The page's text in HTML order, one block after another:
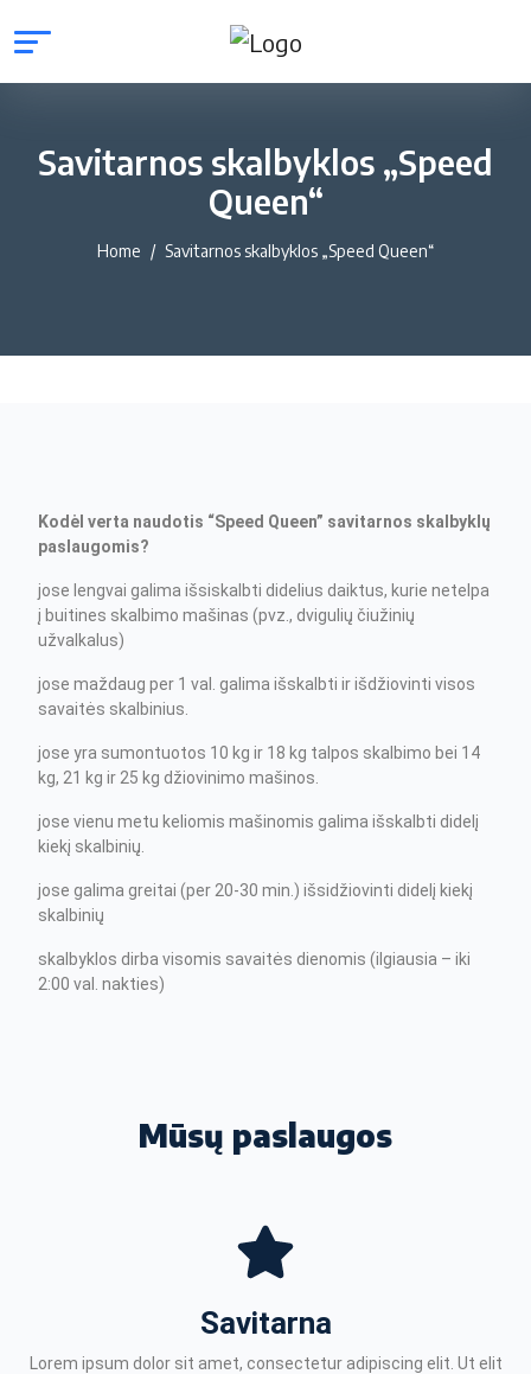
Savitarnos skalbyklos „Speed
Queen“
Home Savitarnos skalbyklos „Speed Queen“
Kodėl verta naudotis “Speed Queen” savitarnos skalbyklų
paslaugomis?
jose lengvai galima išsiskalbti didelius daiktus, kurie netelpa
į buitines skalbimo mašinas (pvz., dvigulių čiužinių
užvalkalus)
jose maždaug per 1 val. galima išskalbti ir išdžiovinti visos
savaitės skalbinius.
jose yra sumontuotos 10 kg ir 18 kg talpos skalbimo bei 14
kg, 21 kg ir 25 kg džiovinimo mašinos.
jose vienu metu keliomis mašinomis galima išskalbti didelį
kiekį skalbinių.
jose galima greitai (per 20-30 min.) išsidžiovinti didelį kiekį
skalbinių
skalbyklos dirba visomis savaitės dienomis (ilgiausia – iki
2:00 val. nakties)
Mūsų paslaugos
Savitarna
Lorem ipsum dolor sit amet, consectetur adipiscing elit. Ut elit